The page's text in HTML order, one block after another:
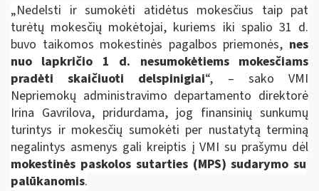
„Nedelsti ir sumokėti atidėtus mokesčius taip pat
turėtų mokesčių mokėtojai, kuriems iki spalio 31 d.
buvo taikomos mokestinės pagalbos priemonės, nes
nuo lapkričio 1 d. nesumokėtiems mokesčiams
pradėti skaičiuoti delspinigiai“, – sako VMI
Nepriemokų administravimo departamento direktorė
Irina Gavrilova, pridurdama, jog finansinių sunkumų
turintys ir mokesčių sumokėti per nustatytą terminą
negalintys asmenys gali kreiptis į VMI su prašymu dėl
mokestinės paskolos sutarties (MPS) sudarymo su
palūkanomis.